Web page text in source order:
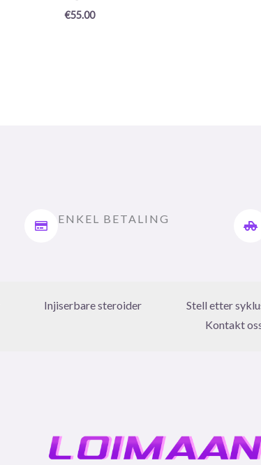
€55.00
ENKEL BETALING
Injiserbare steroider Stell etter
Kontakt